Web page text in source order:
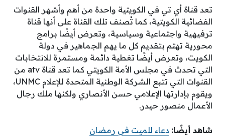
تعد قناة أي تي في الكويتية واحدة من أهم وأشهر القنوات
الفضائية الكويتية، كما تُصنف تلك القناة على أنها قناة
ترفيهية واجتماعية وسياسية، وتعرض أيضًا برامج
محورية تهتم بتقديم كل ما يهم الجماهير في دولة
الكويت، وتعرض أيضًا تغطية دائمة ومستمرة للانتخابات
التي تحدث في مجلس الأمة الكويتي كما تعد قناة atv من
القنوات التي تتبع الشركة الوطنية المتحدة للإعلام UNMC،
ويقوم بإدارتها الإعلامي حسن الأنصاري ولكنها ملك رجال
الأعمال منصور حيدر.
شاهد أيضًا: دعاء للميت في رمضان